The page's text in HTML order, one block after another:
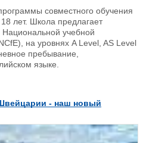
совместного обучения
лет. Школа предлагает
учебной
на уровнях A Level, AS Level
пребывание,
языке.
- наш новый